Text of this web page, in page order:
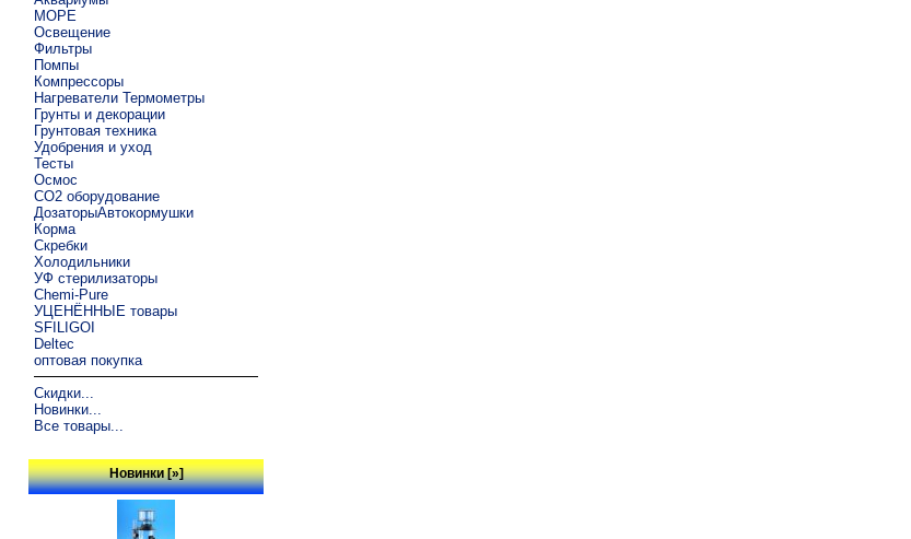
МОРЕ
Освещение
Фильтры
Помпы
Компрессоры
Нагреватели Термометры
Грунты и декорации
Грунтовая техника
Удобрения и уход
Тесты
Осмос
CO2 оборудование
ДозаторыАвтокормушки
Корма
Скребки
Холодильники
УФ стерилизаторы
Chemi-Pure
УЦЕНЁННЫЕ товары
SFILIGOI
Deltec
оптовая покупка
Скидки...
Новинки...
Все товары...
Новинки [»]